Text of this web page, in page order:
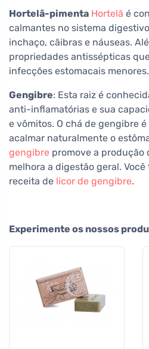
Hortelã-pimenta Hortelã é
calmantes no sistema
inchaço, cãibras e náuseas.
propriedades antissépticas
infecções estomacais menores.
Gengibre: Esta raiz é
anti-inflamatórias e sua
e vômitos. O chá de gengibre
acalmar naturalmente o
gengibre promove a produção
melhora a digestão geral.
receita de licor de gengibre.
Experimente os nossos